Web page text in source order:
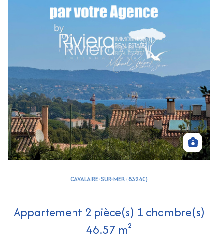
CAVALAIRE-SUR-MER (83240)
Appartement 2 pièce(s) 1 chambre(s)
46.57 m²